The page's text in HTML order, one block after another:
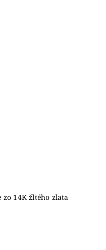
zo 14K žltého zlata